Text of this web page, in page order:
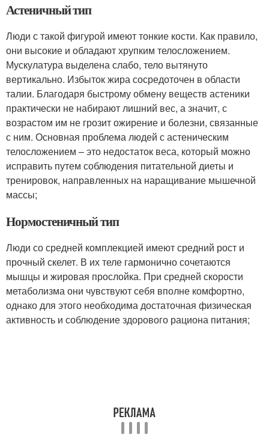
Астеничный тип
Люди с такой фигурой имеют тонкие кости. Как правило,
они высокие и обладают хрупким телосложением.
Мускулатура выделена слабо, тело вытянуто
вертикально. Избыток жира сосредоточен в области
талии. Благодаря быстрому обмену веществ астеники
практически не набирают лишний вес, а значит, с
возрастом им не грозит ожирение и болезни, связанные
с ним. Основная проблема людей с астеническим
телосложением – это недостаток веса, который можно
исправить путем соблюдения питательной диеты и
тренировок, направленных на наращивание мышечной
массы;
Нормостеничный тип
Люди со средней комплекцией имеют средний рост и
прочный скелет. В их теле гармонично сочетаются
мышцы и жировая прослойка. При средней скорости
метаболизма они чувствуют себя вполне комфортно,
однако для этого необходима достаточная физическая
активность и соблюдение здорового рациона питания;